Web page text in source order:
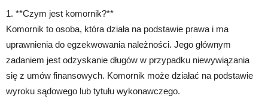
1. **Czym jest komornik?**
Komornik to osoba, która działa na podstawie prawa i ma
uprawnienia do egzekwowania należności. Jego głównym
zadaniem jest odzyskanie długów w przypadku niewywiązania
się z umów finansowych. Komornik może działać na podstawie
wyroku sądowego lub tytułu wykonawczego.